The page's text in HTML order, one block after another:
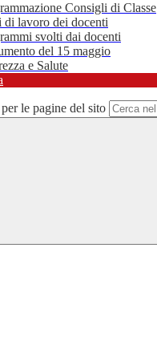
Consigli di Classe
di lavoro dei docenti
svolti dai docenti
del 15 maggio
e Salute
le pagine del sito